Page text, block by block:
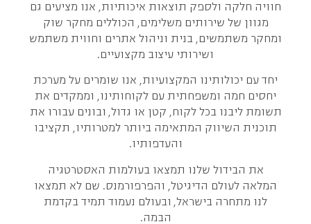
חוויה חלקה ולספק תוצאות איכותיות, אנו מציעים גם
מגוון של שירותים משלימים, הכוללים מחקר שוק
ומחקר משתמשים, בנית וניהול אתרים וחווית משתמש
ושירותי עיצוב מקצועיים.
יחד עם יכולותינו המקצועיות, אנו שומרים על מערכת
יחסים חמה ומשפחתית עם לקוחותינו, וממקדים את
תשומת ליבנו בכל לקוח, קטן או גדול, ובונים עבורו את
תוכנית השיווק המתאימה ביותר למטרותיו, תקציבו
והעדפותיו.
את הבידול שלנו תמצאו בעולמות האסטרטגיה
המלאה לעולם הדיגיטל, והפרפורמנס. שם לא תמצאו
לנו מתחרה בישראל, ובעולם נעמוד תמיד בקדמת
הבמה.